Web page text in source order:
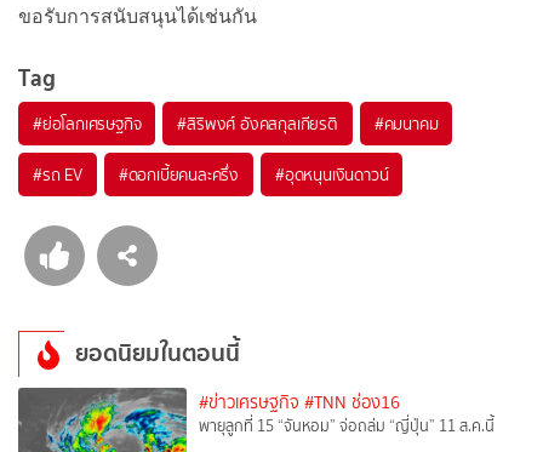
ขอรับการสนับสนุนได้เช่นกัน
Tag
#ย่อโลกเศรษฐกิจ #สิริพงศ์ อังคสกุลเกียรติ #คมนาคม
#รถ EV #ดอกเบี้ยคนละครึ่ง #อุดหนุนเงินดาวน์
ยอดนิยมในตอนนี้
#ข่าวเศรษฐกิจ #TNN ช่อง16
พายุลูกที่ 15 “จันหอม” จ่อถล่ม “ญี่ปุ่น” 11 ส.ค.นี้